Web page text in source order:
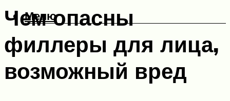
Меню
Чем опасны
филлеры для лица,
возможный вред